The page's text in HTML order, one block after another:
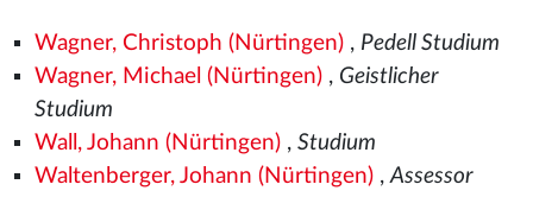
Wagner, Christoph (Nürtingen), Pedell Studium
Wagner, Michael (Nürtingen), Geistlicher
Studium
Wall, Johann (Nürtingen), Studium
Waltenberger, Johann (Nürtingen),Assessor